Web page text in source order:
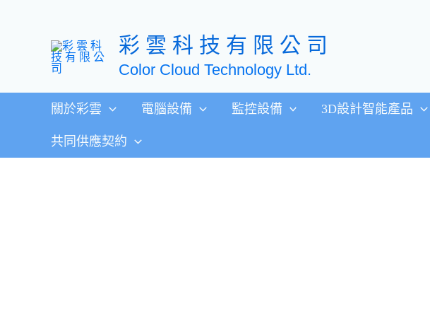
彩 雲 科 技 有 限 公 司
Color Cloud Technology Ltd.
關於彩雲 電腦設備 監控設備 3D設計智能產品
共同供應契約